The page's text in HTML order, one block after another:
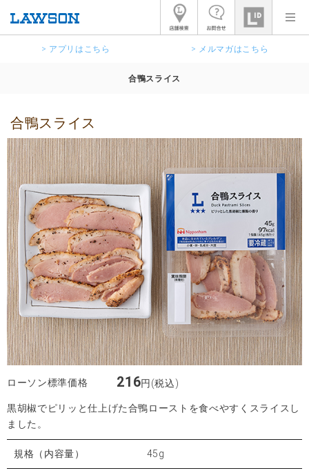
> アプリはこちら > メルマガはこちら
合鴨スライス
合鴨スライス
ローソン標準価格 216円(税込)
黒胡椒でピリッと仕上げた合鴨ローストを食べやすくスライスし
ました。
規格（内容量） 45g